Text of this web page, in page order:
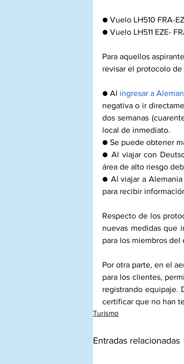
● Vuelo LH510 FRA-
● Vuelo LH511 EZE-
Para aquellos
revisar el protocolo
● Al ingresar a
negativa o ir
dos semanas
local de inmediato.
● Se puede obtener
● Al viajar con
área de alto riesgo
● Al viajar a
para recibir
Respecto de los
nuevas medidas que
para los miembros del
Por otra parte, en el
para los clientes,
registrando equipaje.
certificar que no han
Turismo
Entradas relacionadas